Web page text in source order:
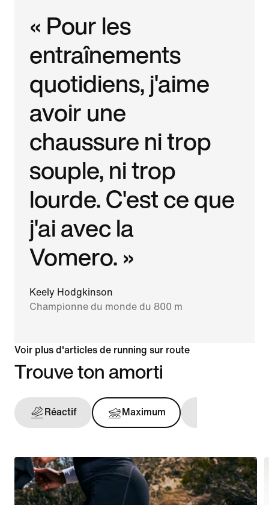
« Pour les
entraînements
quotidiens, j'aime
avoir une
chaussure ni trop
souple, ni trop
lourde. C'est ce que
j'ai avec la
Vomero. »
Keely Hodgkinson
Championne du monde du 800 m
Voir plus d'articles de running sur route
Trouve ton amorti
Réactif Maximum